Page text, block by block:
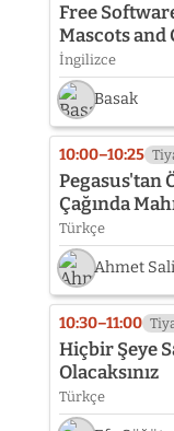
Free
Mascots
İngilizce
Basak
10:00–10:25
Pegasus'tan
Çağında
Türkçe
Ahmet
10:30–11:00
Hiçbir Şeye
Olacaksınız
Türkçe